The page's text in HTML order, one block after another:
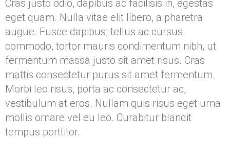
Cras justo odio, dapibus ac facilisis in, egestas
eget quam. Nulla vitae elit libero, a pharetra
augue. Fusce dapibus, tellus ac cursus
commodo, tortor mauris condimentum nibh, ut
fermentum massa justo sit amet risus. Cras
mattis consectetur purus sit amet fermentum.
Morbi leo risus, porta ac consectetur ac,
vestibulum at eros. Nullam quis risus eget urna
mollis ornare vel eu leo. Curabitur blandit
tempus porttitor.